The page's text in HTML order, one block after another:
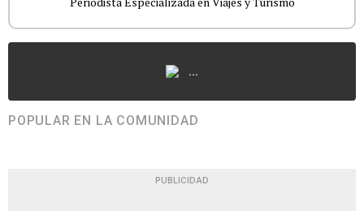
...
POPULAR EN LA COMUNIDAD
PUBLICIDAD